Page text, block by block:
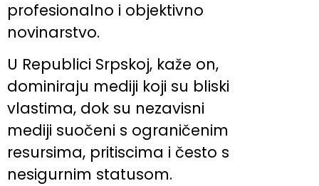
profesionalno i objektivno
novinarstvo.
U Republici Srpskoj, kaže on,
dominiraju mediji koji su bliski
vlastima, dok su nezavisni
mediji suočeni s ograničenim
resursima, pritiscima i često s
nesigurnim statusom.